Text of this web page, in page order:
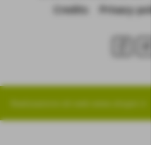
Credits
Privacy policy